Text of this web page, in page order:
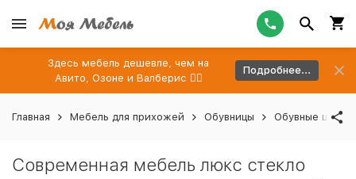
Здесь мебель дешевле, чем на
Авито, Озоне и Валберис 👉🏻
Подробнее...
Главная Мебель для прихожей Обувницы Обувные
Современная мебель люкс стекло